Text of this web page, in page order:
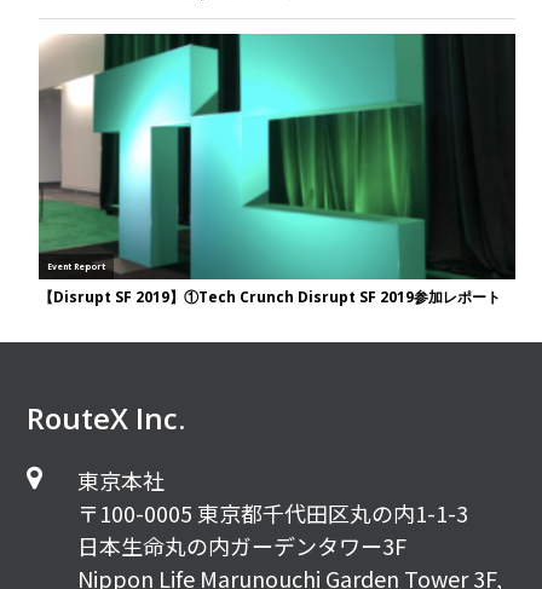
RouteX Inc.
東京本社
〒100-0005 東京都千代田区丸の内1-1-3
日本生命丸の内ガーデンタワー3F
Nippon Life Marunouchi Garden Tower 3F,